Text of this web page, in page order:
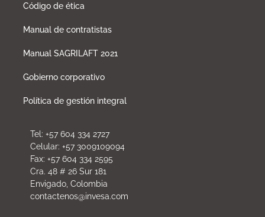
Código de ética
Manual de contratistas
Manual SAGRILAFT 2021
Gobierno corporativo
Política de gestión integral
Tel: +57 604 334 2727
Celular: +57 3009109094
Fax: +57 604 334 2595
Cra. 48 # 26 Sur 181
Envigado, Colombia
contactenos@invesa.com